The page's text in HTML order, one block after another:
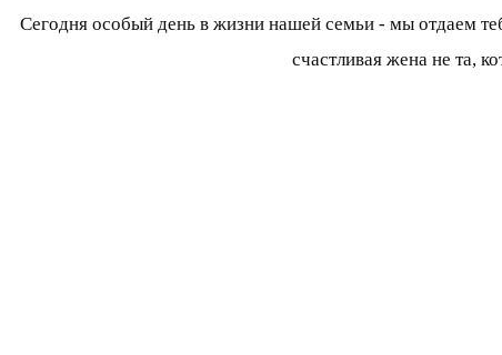
Сегодня особый день в жизни нашей семьи - мы отдаем
счастливая жена не та,